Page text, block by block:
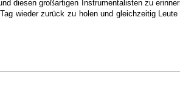
diesen großartigen Instrumentalisten zu
wieder zurück zu holen und gleichzeitig